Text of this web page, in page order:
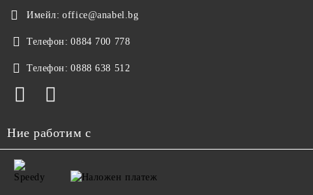
Имейл: office@anabel.bg
Телефон: 0884 700 778
Телефон: 0888 638 512
Ние работим с